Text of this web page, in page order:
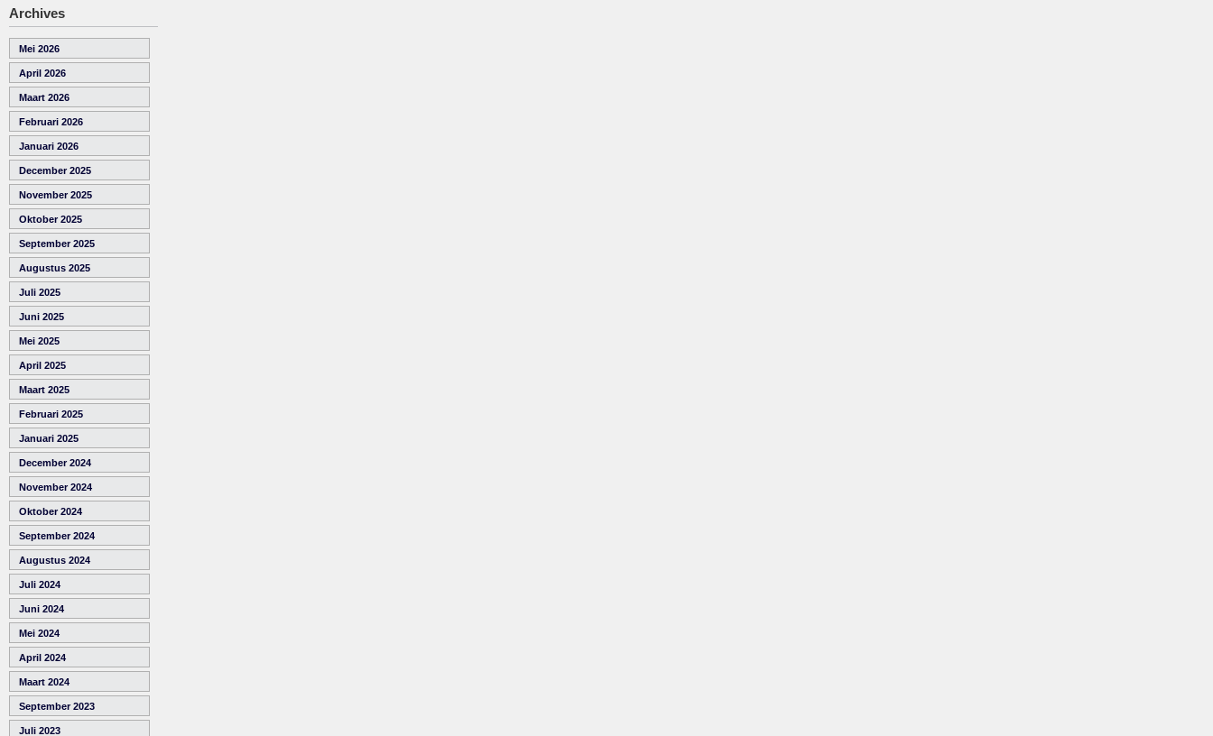
Archives
Mei 2026
April 2026
Maart 2026
Februari 2026
Januari 2026
December 2025
November 2025
Oktober 2025
September 2025
Augustus 2025
Juli 2025
Juni 2025
Mei 2025
April 2025
Maart 2025
Februari 2025
Januari 2025
December 2024
November 2024
Oktober 2024
September 2024
Augustus 2024
Juli 2024
Juni 2024
Mei 2024
April 2024
Maart 2024
September 2023
Juli 2023